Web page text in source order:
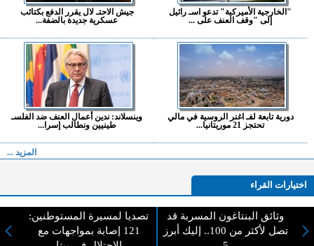
"الخارجية الأميركية" تدعو اسـ رائيل
إلى "وقف العنف على ...
جيش الاحتـ لال يقرر الدفع بكتائب
عسكرية جديدة بالضفة...
دورية تابعة لفـ اغنر الروسية في مالي
تحتجز 21 موريتانيا...
وينسلاند: ندين أعمال العنف ضد الفلسـ
طينيين ونطالب إسرا...
المزيد ...
اختيارات القراء
وثائق البنتاغون المسربة قد
تصل لأكثر من 100.. إليك أبرز
تصديا لمسيرة المستوطنين:
121 إصابة بمواجهات مع